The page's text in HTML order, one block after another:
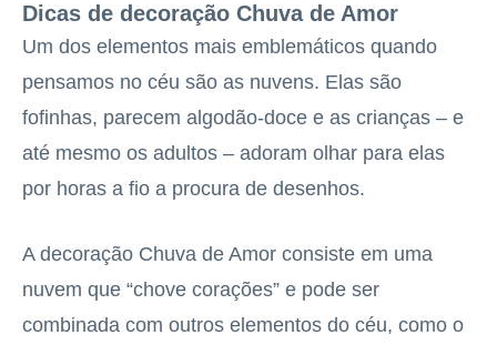
Dicas de decoração Chuva de Amor
Um dos elementos mais emblemáticos quando
pensamos no céu são as nuvens. Elas são
fofinhas, parecem algodão-doce e as crianças – e
até mesmo os adultos – adoram olhar para elas
por horas a fio a procura de desenhos.
A decoração Chuva de Amor consiste em uma
nuvem que “chove corações” e pode ser
combinada com outros elementos do céu, como o